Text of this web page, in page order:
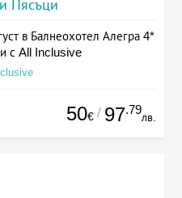
Пясъци
в Балнеохотел Алегра 4*
с All Inclusive
50€ / 97.79
лв.